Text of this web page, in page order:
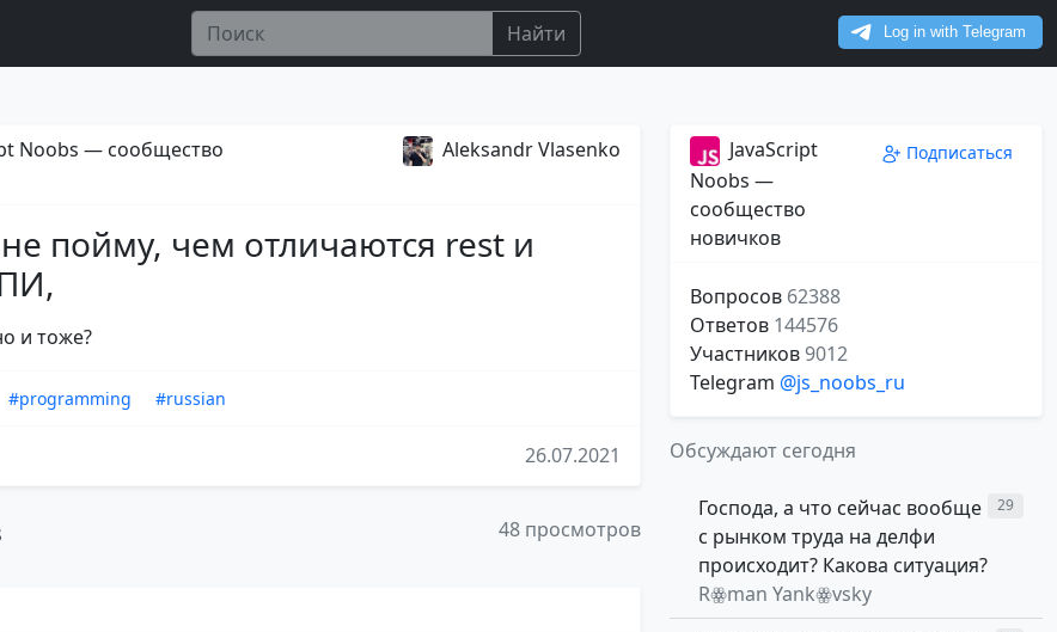
Найти
Noobs — сообщество
Aleksandr Vlasenko
пойму, чем отличаются rest и
и тоже?
#programming #russian
26.07.2021
48 просмотров
JavaScript
Noobs —
сообщество
новичков
Подписаться
Вопросов 62388
Ответов 144576
Участников9012
Telegram @js_noobs_ru
Обсуждают сегодня
Господа, а что сейчас вообще
с рынком труда на делфи
происходит? Какова ситуация?
Rꙮman Yankꙮvsky
29